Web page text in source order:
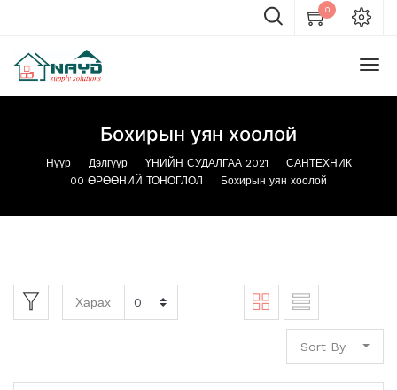
0
Бохирын уян хоолой
Нүүр Дэлгүүр ҮНИЙН СУДАЛГАА 2021
САНТЕХНИК
00 ӨРӨӨНИЙ ТОНОГЛОЛ
Бохирын уян хоолой
Харах
Sort By